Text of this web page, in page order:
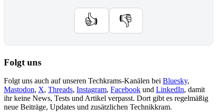
👍 👎
Folgt uns
Folgt uns auch auf unseren Techkrams-Kanälen bei Bluesky,
Mastodon, X, Threads, Instagram, Facebook und LinkedIn, damit
ihr keine News, Tests und Artikel verpasst. Dort gibt es regelmäßig
neue Beiträge, Updates und zusätzlichen Technikkram.